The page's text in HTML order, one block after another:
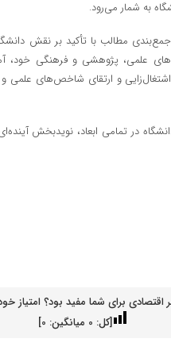
به شمار می‌رود.
مطالب با تأکید بر نقش
علمی، پژوهشی و فرهنگی خود،
اشتغال‌زایی و ارتقای شاخص‌های
در تمامی ابعاد، نویدبخش
اقتصادی برای شما مفید بود؟ امتیاز
[کل: 0 میانگین: 0
]